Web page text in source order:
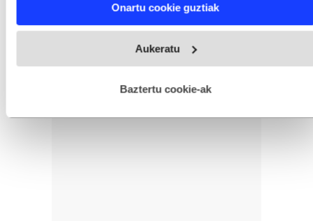
and set your preferences in thedetails section
fitxategiak erabiltzen ditu. Zure esperientzia eta zerbitzuak
esplizitua ematen diguzu.Gehiago irakurri
Onartu cookie guztiak
Aukeratu
Baztertu cookie-ak